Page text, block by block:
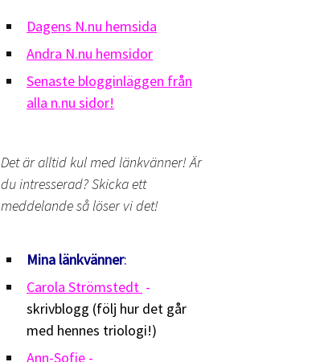
Dagens N.nu hemsida
Andra N.nu hemsidor
Senaste blogginläggen från
alla n.nu sidor!
Det är alltid kul med länkvänner! Är
du intresserad? Skicka ett
meddelande så löser vi det!
Mina länkvänner:
Carola Strömstedt -
skrivblogg (följ hur det går
med hennes triologi!)
Ann-Sofie -